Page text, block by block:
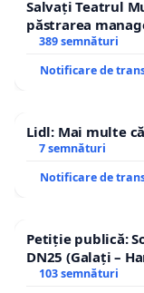
Salvați Teatrul
păstrarea
ROGOJAN
389 semnături
Notificare de
Lidl: Mai multe
7 semnături
Notificare de
Petiție publică:
DN25 (Galați –
traseului în
103 semnături